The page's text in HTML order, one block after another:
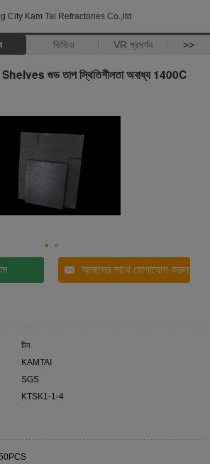
City Kam Tai Refractories Co.,ltd
ভিডিও VR প্রদর্শন >>
Shelves গুড তাপ স্থিতিশীলতা অবাধ্য 1400C
আমাদের সাথে যোগাযোগ করুন
চীন
KAMTAI
SGS
KTSK1-1-4